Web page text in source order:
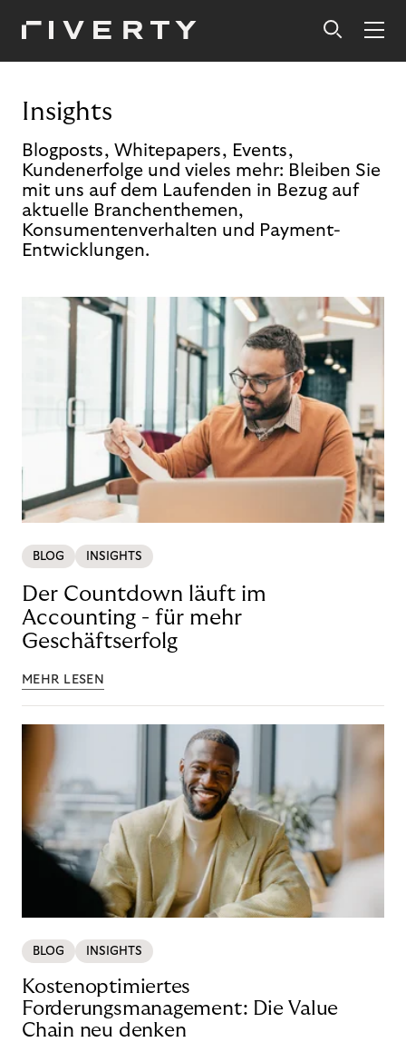
Insights
Blogposts, Whitepapers, Events,
Kundenerfolge und vieles mehr: Bleiben Sie
mit uns auf dem Laufenden in Bezug auf
aktuelle Branchenthemen,
Konsumentenverhalten und Payment-
Entwicklungen.
BLOG INSIGHTS
Der Countdown läuft im
Accounting - für mehr
Geschäftserfolg
MEHR LESEN
BLOG INSIGHTS
Kostenoptimiertes
Forderungsmanagement: Die Value
Chain neu denken